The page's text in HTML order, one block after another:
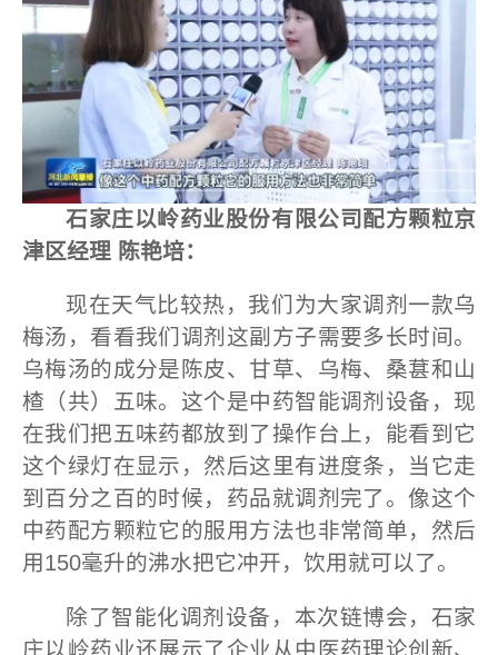
石家庄以岭药业股份有限公司配方颗粒京
津区经理 陈艳培：
现在天气比较热，我们为大家调剂一款乌
梅汤，看看我们调剂这副方子需要多长时间。
乌梅汤的成分是陈皮、甘草、乌梅、桑葚和山
楂（共）五味。这个是中药智能调剂设备，现
在我们把五味药都放到了操作台上，能看到它
这个绿灯在显示，然后这里有进度条，当它走
到百分之百的时候，药品就调剂完了。像这个
中药配方颗粒它的服用方法也非常简单，然后
用150毫升的沸水把它冲开，饮用就可以了。
除了智能化调剂设备，本次链博会，石家
庄以岭药业还展示了企业从中医药理论创新、